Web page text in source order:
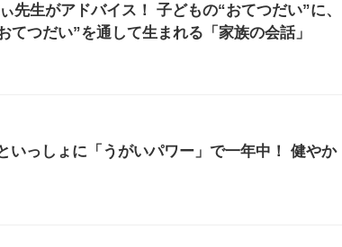
先生がアドバイス！ 子どもの“おてつだい”に、
てつだい”を通して生まれる「家族の会話」
いっしょに「うがいパワー」で一年中！ 健やか